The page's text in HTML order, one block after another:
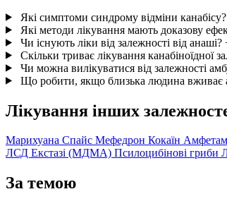
Які симптоми синдрому відміни канабісу?
Які методи лікування мають доказову
Чи існують ліки від залежності від анаші?
Скільки триває лікування канабіноїдної
Чи можна вилікуватися від залежності
Що робити, якщо близька людина вживає
Лікування інших
Марихуана Спайс Мефедрон Кокаїн
ЛСД Екстазі (МДМА) Псилоцибінові гриби
За темою